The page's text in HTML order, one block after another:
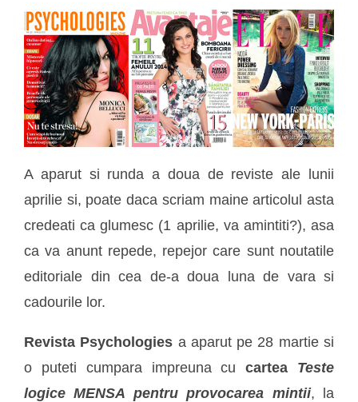
A aparut si runda a doua de reviste ale lunii
aprilie si, poate daca scriam maine articolul asta
credeati ca glumesc (1 aprilie, va amintiti?), asa
ca va anunt repede, repejor care sunt noutatile
editoriale din cea de-a doua luna de vara si
cadourile lor.
Revista Psychologies a aparut pe 28 martie si
o puteti cumpara impreuna cucartea Teste
logice MENSA pentru provocarea mintii, la